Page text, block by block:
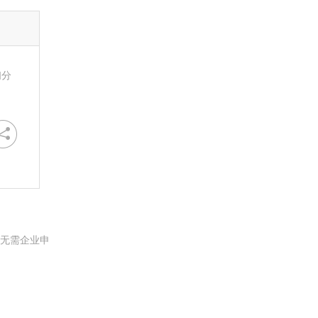
需企业申